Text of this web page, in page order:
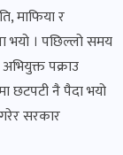
माफिया र
भयो । पछिल्लो समय
पक्राउ
छटपटी नै पैदा भयो
सरकार